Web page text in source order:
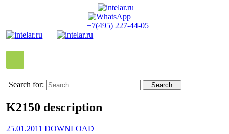
+7(495) 227-44-05
Search for:
K2150 description
25.01.2011 DOWNLOAD